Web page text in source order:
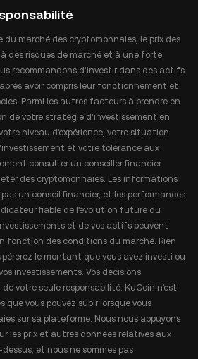
marché des cryptomonnaies, le prix des
à des risques de marché et à une forte
recommandons d'investir dans des actifs
avoir compris leur fonctionnement et
Parmi les autres facteurs à prendre en
de votre stratégie d'investissement en
niveau d'expérience, votre situation
et votre tolérance aux
consulter un conseiller financier
des cryptomonnaies. Les informations
un conseil financier, et les performances
fiable de l'évolution future du
et de vos actifs peuvent
fonction des conditions du marché. Rien
le montant que vous avez investi ou
investissements. Vos décisions
votre seule responsabilité. KuCoin n'est
que vous pouvez subir lorsque vous
sur sa plateforme. Nous nous appuyons
les prix et autres données relatives aux
et nous ne sommes pas